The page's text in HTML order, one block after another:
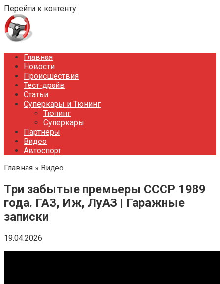
Перейти к контенту
Главная
Новости
Происшествия
Тест-драйв
Статьи
Суперкары и Тюнинг
Тюнинг
Суперкары
Партнеры
Видео
Автоспорт
Главная » Видео
Три забытые премьеры СССР 1989
года. ГАЗ, Иж, ЛуАЗ | Гаражные
записки
19.04.2026